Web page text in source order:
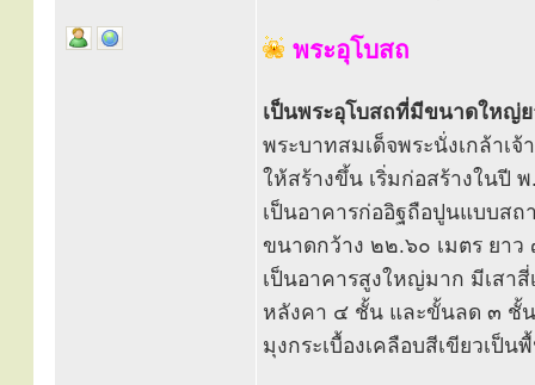
พระอุโบสถ
เป็นพระอุโบสถที่มีขนาดใหญ่
พระบาทสมเด็จพระนั่งเกล้าเ
ให้สร้างขึ้น เริ่มก่อสร้างในปี
เป็นอาคารก่ออิฐถือปูนแบบสถ
ขนาดกว้าง ๒๒.๖๐ เมตร ยาว
เป็นอาคารสูงใหญ่มาก มีเสา
หลังคา ๔ ชั้น และขั้นลด ๓ ชั้
มุงกระเบื้องเคลือบสีเขียวเป็